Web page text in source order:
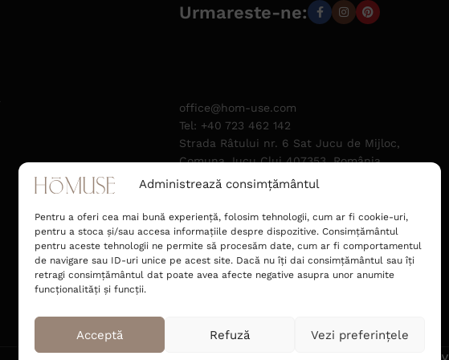
Administrează consimțământul
Pentru a oferi cea mai bună experiență, folosim tehnologii, cum ar fi cookie-uri,
pentru a stoca și/sau accesa informațiile despre dispozitive. Consimțământul
pentru aceste tehnologii ne permite să procesăm date, cum ar fi comportamentul
de navigare sau ID-uri unice pe acest site. Dacă nu îți dai consimțământul sau îți
retragi consimțământul dat poate avea afecte negative asupra unor anumite
funcționalități și funcții.
Acceptă Refuză Vezi preferințele
Urmareste-ne:
office@hom-use.com
Tel: +40 723 462 142
Strada Râtului nr. 6 Sat Jucu de Mijloc,
Comuna Jucu Cluj 407353, România
Deco Corner S.R.L.
CUI 52089400
J2025048531004